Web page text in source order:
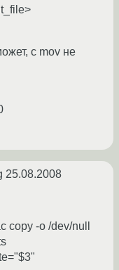
с mov не
25.08.2008
copy -o /dev/null